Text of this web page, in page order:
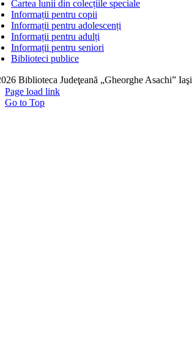
Cartea lunii din colecțiile speciale
Informații pentru copii
Informații pentru adolescenți
Informații pentru adulți
Informații pentru seniori
Biblioteci publice
Biblioteca Judeţeană „Gheorghe Asachi” Iaşi
Page load link
Go to Top